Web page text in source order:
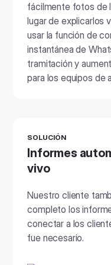
fácilmente fotos de
lugar de explicarlos
usar la función de
instantánea de
tramitación y
para los equipos de
SOLUCIÓN
Informes
vivo
Nuestro cliente
completo los
conectar a los
fue necesario.